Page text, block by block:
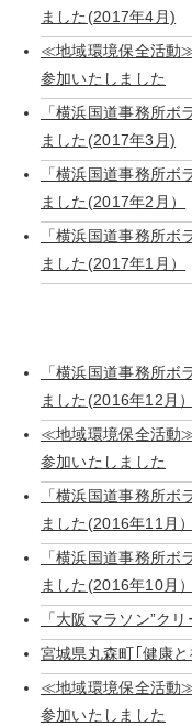
ました(2017年4月)
≪地域環境保全活動
参加いたしました
「横浜国道事務所
ました(2017年3月)
「横浜国道事務所
ました(2017年2月）
「横浜国道事務所
ました(2017年1月）
「横浜国道事務所
ました(2016年12月）
≪地域環境保全活動
参加いたしました
「横浜国道事務所
ました(2016年11月）
「横浜国道事務所
ました(2016年10月）
「大阪マラソン”ク
宮城県丸森町｢健康
≪地域環境保全活動
参加いたしました